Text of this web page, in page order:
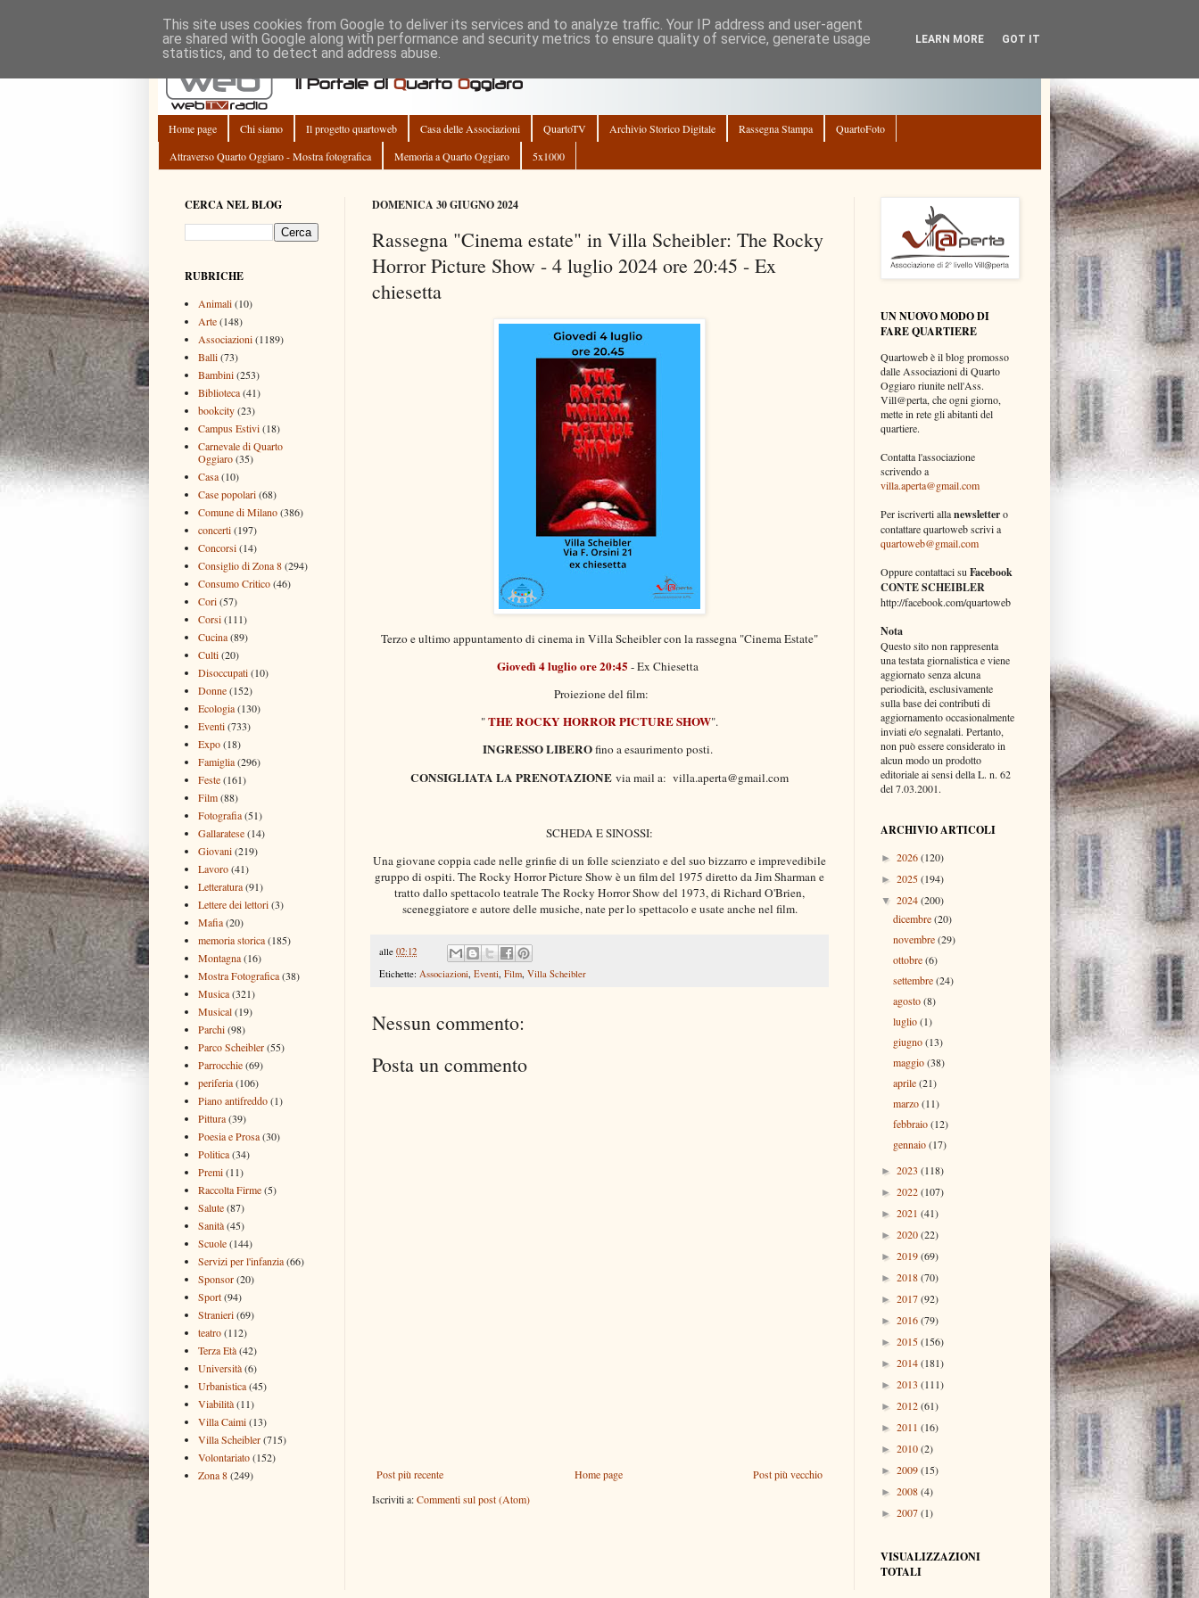
Home page Chi siamo Il progetto quartoweb Casa delle Associazioni QuartoTV Archivio Storico Digitale Rassegna Stampa
QuartoFoto
Attraverso Quarto Oggiaro - Mostra fotografica
Memoria a Quarto Oggiaro 5x1000
DOMENICA 30 GIUGNO 2024
Rassegna "Cinema estate" in Villa Scheibler: The Rocky
Horror Picture Show - 4 luglio 2024 ore 20:45 - Ex
chiesetta
Terzo e ultimo appuntamento di cinema in Villa Scheibler con la rassegna "Cinema Estate"
Giovedì 4 luglio ore 20:45 - Ex Chiesetta
Proiezione del film:
"THE ROCKY HORROR PICTURE SHOW".
INGRESSO LIBEROfino a esaurimento posti.
CONSIGLIATA LA PRENOTAZIONE via mail a: villa.aperta@gmail.com
SCHEDA E SINOSSI:
Una giovane coppia cade nelle grinfie di un folle scienziato e del suo bizzarro e imprevedibile
gruppo di ospiti. The Rocky Horror Picture Show è un film del 1975 diretto da Jim Sharman e
tratto dallo spettacolo teatrale The Rocky Horror Show del 1973, di Richard O'Brien,
sceneggiatore e autore delle musiche, nate per lo spettacolo e usate anche nel film.
alle 02:12
Etichette: Associazioni Eventi Film Villa Scheibler
Nessun commento:
Posta un commento
Post più recente Post più vecchio
Home page
Iscriviti a:Commenti sul post (Atom)
CERCA NEL BLOG
RUBRICHE
Animali(10)
Arte(148)
Associazioni(1189)
Balli(73)
Bambini(253)
Biblioteca(41)
bookcity(23)
Campus Estivi(18)
Carnevale di Quarto
Oggiaro(35)
Casa(10)
Case popolari(68)
Comune di Milano(386)
concerti(197)
Concorsi(14)
Consiglio di Zona 8(294)
Consumo Critico(46)
Cori(57)
Corsi(111)
Cucina(89)
Culti(20)
Disoccupati(10)
Donne(152)
Ecologia(130)
Eventi(733)
Expo(18)
Famiglia(296)
Feste(161)
Film(88)
Fotografia(51)
Gallaratese(14)
Giovani(219)
Lavoro(41)
Letteratura(91)
Lettere dei lettori(3)
Mafia(20)
memoria storica(185)
Montagna(16)
Mostra Fotografica(38)
Musica(321)
Musical(19)
Parchi(98)
Parco Scheibler(55)
Parrocchie(69)
periferia(106)
Piano antifreddo(1)
Pittura(39)
Poesia e Prosa(30)
Politica(34)
Premi(11)
Raccolta Firme(5)
Salute(87)
Sanità(45)
Scuole(144)
Servizi per l'infanzia(66)
Sponsor(20)
Sport(94)
Stranieri(69)
teatro(112)
Terza Età(42)
Università(6)
Urbanistica(45)
Viabilità(11)
Villa Caimi(13)
Villa Scheibler(715)
Volontariato(152)
Zona 8(249)
UN NUOVO MODO DI
FARE QUARTIERE
Quartoweb è il blog promosso
dalle Associazioni di Quarto
Oggiaro riunite nell'Ass.
Vill@perta, che ogni giorno,
mette in rete gli abitanti del
quartiere.
Contatta l'associazione
scrivendo a
villa.aperta@gmail.com
Per iscriverti allanewslettero
contattare quartoweb scrivi a
quartoweb@gmail.com
Oppure contattaci su Facebook
CONTE SCHEIBLER
http://facebook.com/quartoweb
Nota
Questo sito non rappresenta
una testata giornalistica e viene
aggiornato senza alcuna
periodicità, esclusivamente
sulla base dei contributi di
aggiornamento occasionalmente
inviati e/o segnalati. Pertanto,
non può essere considerato in
alcun modo un prodotto
editoriale ai sensi della L. n. 62
del 7.03.2001.
ARCHIVIO ARTICOLI
► 2026(120)
► 2025(194)
▼ 2024(200)
dicembre(20)
novembre(29)
ottobre(6)
settembre(24)
agosto(8)
luglio(1)
giugno(13)
maggio(38)
aprile(21)
marzo(11)
febbraio(12)
gennaio(17)
► 2023 (118)
► 2022(107)
► 2021 (41)
► 2020(22)
► 2019(69)
► 2018(70)
► 2017(92)
► 2016(79)
► 2015(156)
► 2014(181)
► 2013 (111)
► 2012(61)
► 2011 (16)
► 2010(2)
► 2009(15)
► 2008(4)
► 2007(1)
VISUALIZZAZIONI
TOTALI
This site uses cookies from Google to deliver its services and to analyze traffic. Your IP address and user-agent
are shared with Google along with performance and security metrics to ensure quality of service, generate usage
statistics, and to detect and address abuse.
LEARN MORE GOT IT